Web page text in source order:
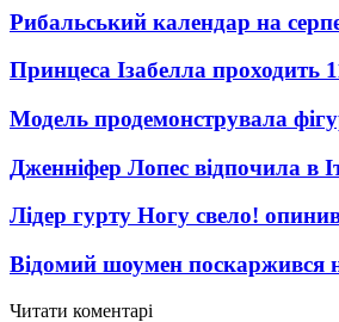
Рибальський календар на
Принцеса Ізабелла проходить
Модель продемонструвала
Дженніфер Лопес відпочила в
Лідер гурту Ногу свело!
Відомий шоумен поскаржився
Читати коментарі